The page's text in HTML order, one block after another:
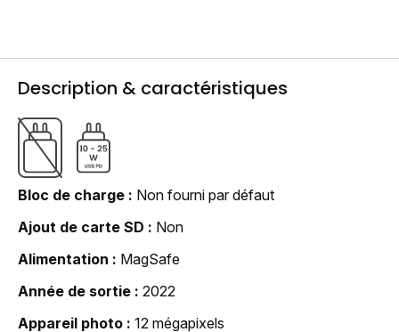
Description & caractéristiques
Bloc de charge
Non fourni par défaut
Ajout de carte SD
Non
Alimentation
MagSafe
Année de sortie
2022
Appareil photo
12 mégapixels